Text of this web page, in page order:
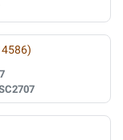
4586)